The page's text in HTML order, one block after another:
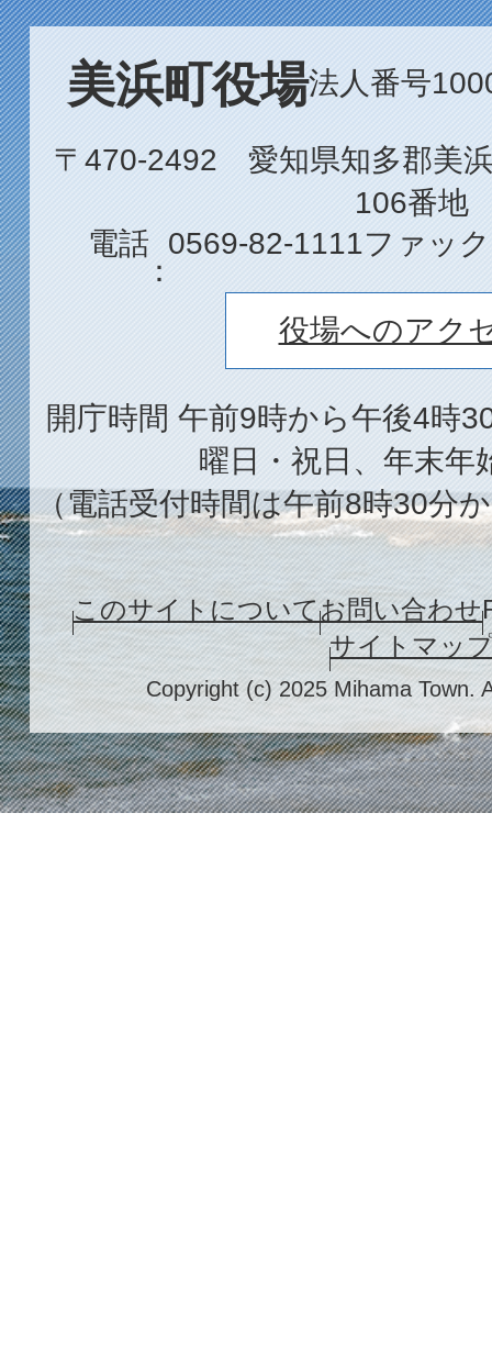
美浜町役場法人番号
〒470-2492 愛知県知多郡美
106番地
電話
0569-82-1111ファッ
役場へのアク
開庁時間 午前9時から午後4時
曜日・祝日、年末年
（電話受付時間は午前8時30分
このサイトについてお問い合わせ
サイトマッ
Copyright (c) 2025 Mihama Town.